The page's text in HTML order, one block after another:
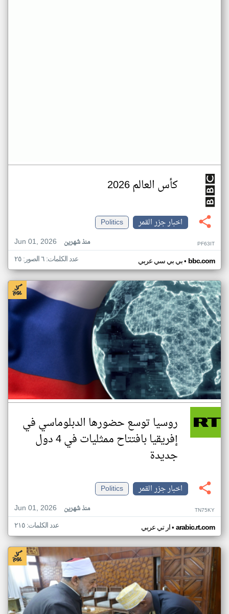
كأس العالم 2026
اخبار جزر القمر
Politics
Jun 01, 2026
منذ شهرين PF63IT
بي بي سي عربي• bbc.com عدد الكلمات: ٦ الصور: ٢٥
روسيا توسع حضورها الدبلوماسي في
إفريقيا بافتتاح ممثليات في 4 دول
جديدة
اخبار جزر القمر
Politics
Jun 01, 2026
منذ شهرين TN75KY
ار تي عربي• arabic.rt.com عدد الكلمات: ٢١٥